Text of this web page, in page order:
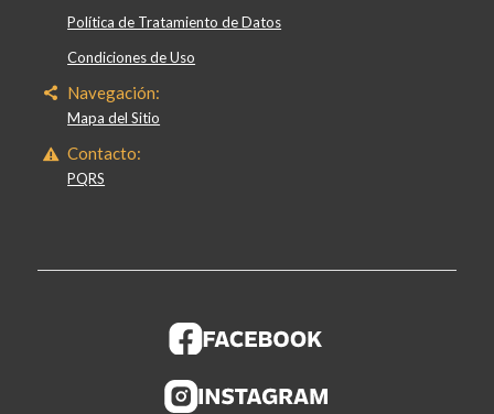
Política de Tratamiento de Datos
Condiciones de Uso
Navegación:
Mapa del Sitio
Contacto:
PQRS